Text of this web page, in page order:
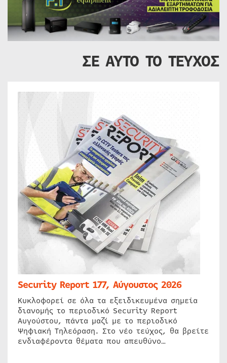
ΣΕ ΑΥΤΟ ΤΟ ΤΕΥΧΟΣ
Security Report 177, Αύγουστος 2026
Κυκλοφορεί σε όλα τα εξειδικευμένα σημεία
διανομής το περιοδικό Security Report
Αυγούστου, πάντα μαζί με το περιοδικό
Ψηφιακή Τηλεόραση. Στο νέο τεύχος, θα βρείτε
ενδιαφέροντα θέματα που απευθύνο…